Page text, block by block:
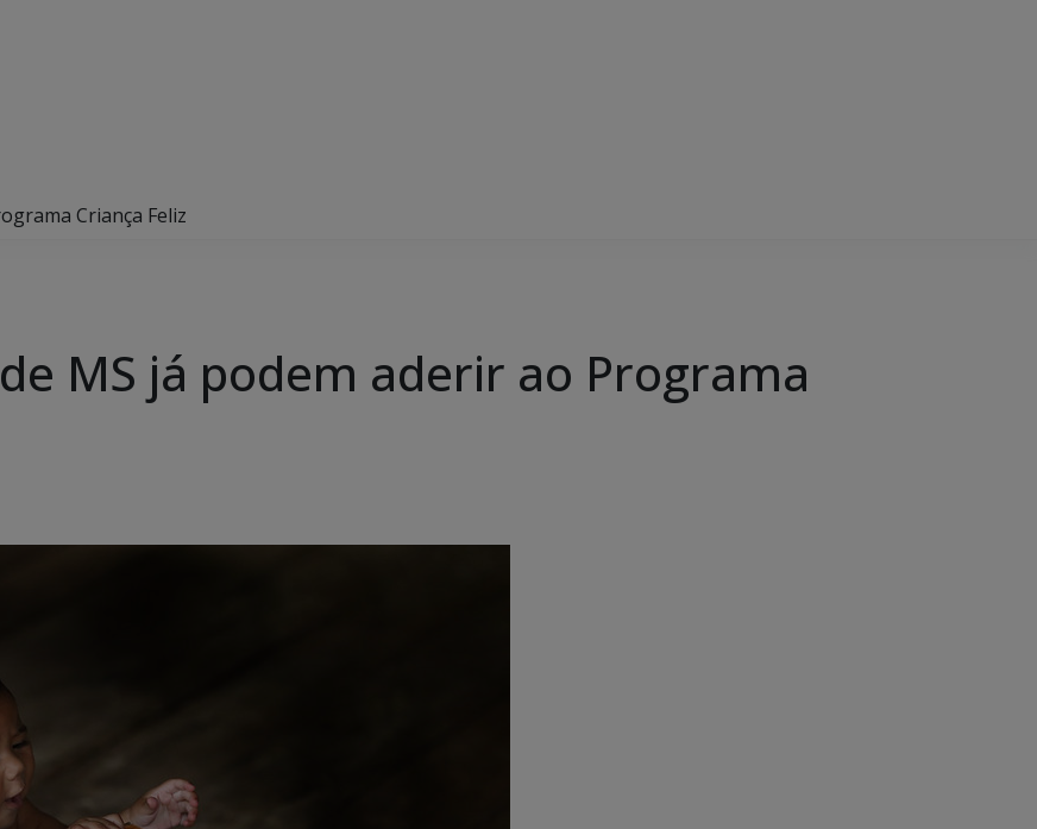
Criança Feliz
MS já podem aderir ao Programa